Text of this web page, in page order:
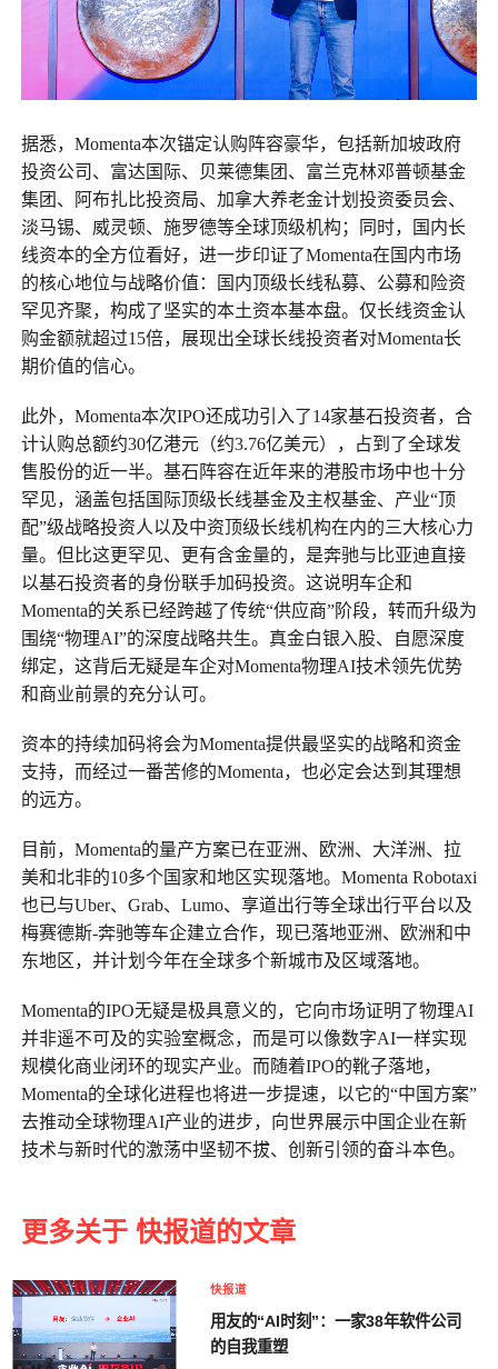
据悉，Momenta本次锚定认购阵容豪华，包括新加坡政府
投资公司、富达国际、贝莱德集团、富兰克林邓普顿基金
集团、阿布扎比投资局、加拿大养老金计划投资委员会、
淡马锡、威灵顿、施罗德等全球顶级机构；同时，国内长
线资本的全方位看好，进一步印证了Momenta在国内市场
的核心地位与战略价值：国内顶级长线私募、公募和险资
罕见齐聚，构成了坚实的本土资本基本盘。仅长线资金认
购金额就超过15倍，展现出全球长线投资者对Momenta长
期价值的信心。
此外，Momenta本次IPO还成功引入了14家基石投资者，合
计认购总额约30亿港元（约3.76亿美元），占到了全球发
售股份的近一半。基石阵容在近年来的港股市场中也十分
罕见，涵盖包括国际顶级长线基金及主权基金、产业“顶
配”级战略投资人以及中资顶级长线机构在内的三大核心力
量。但比这更罕见、更有含金量的，是奔驰与比亚迪直接
以基石投资者的身份联手加码投资。这说明车企和
Momenta的关系已经跨越了传统“供应商”阶段，转而升级为
围绕“物理AI”的深度战略共生。真金白银入股、自愿深度
绑定，这背后无疑是车企对Momenta物理AI技术领先优势
和商业前景的充分认可。
资本的持续加码将会为Momenta提供最坚实的战略和资金
支持，而经过一番苦修的Momenta，也必定会达到其理想
的远方。
目前，Momenta的量产方案已在亚洲、欧洲、大洋洲、拉
美和北非的10多个国家和地区实现落地。Momenta Robotaxi
也已与Uber、Grab、Lumo、享道出行等全球出行平台以及
梅赛德斯-奔驰等车企建立合作，现已落地亚洲、欧洲和中
东地区，并计划今年在全球多个新城市及区域落地。
Momenta的IPO无疑是极具意义的，它向市场证明了物理AI
并非遥不可及的实验室概念，而是可以像数字AI一样实现
规模化商业闭环的现实产业。而随着IPO的靴子落地，
Momenta的全球化进程也将进一步提速，以它的“中国方案”
去推动全球物理AI产业的进步，向世界展示中国企业在新
技术与新时代的激荡中坚韧不拔、创新引领的奋斗本色。
更多关于 快报道的文章
快报道
用友的“AI时刻”：一家38年软件公司
的自我重塑